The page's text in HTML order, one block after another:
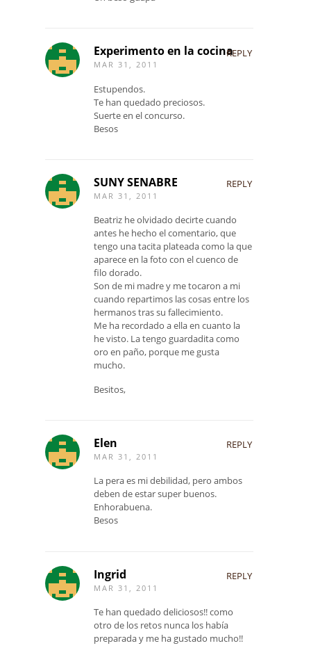
Experimento en la cocina
MAR 31, 2011
REPLY
Estupendos.
Te han quedado preciosos.
Suerte en el concurso.
Besos
SUNY SENABRE
MAR 31, 2011
REPLY
Beatriz he olvidado decirte cuando
antes he hecho el comentario, que
tengo una tacita plateada como la que
aparece en la foto con el cuenco de
filo dorado.
Son de mi madre y me tocaron a mi
cuando repartimos las cosas entre los
hermanos tras su fallecimiento.
Me ha recordado a ella en cuanto la
he visto. La tengo guardadita como
oro en paño, porque me gusta
mucho.
Besitos,
Elen
MAR 31, 2011
REPLY
La pera es mi debilidad, pero ambos
deben de estar super buenos.
Enhorabuena.
Besos
Ingrid
MAR 31, 2011
REPLY
Te han quedado deliciosos!! como
otro de los retos nunca los había
preparada y me ha gustado mucho!!